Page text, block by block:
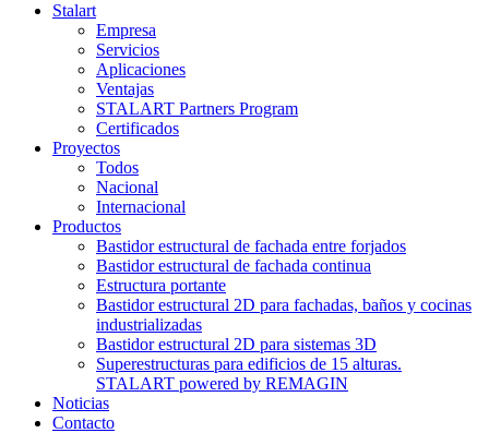
Stalart
Empresa
Servicios
Aplicaciones
Ventajas
STALART Partners Program
Certificados
Proyectos
Todos
Nacional
Internacional
Productos
Bastidor estructural de fachada entre forjados
Bastidor estructural de fachada continua
Estructura portante
Bastidor estructural 2D para fachadas, baños y cocinas
industrializadas
Bastidor estructural 2D para sistemas 3D
Superestructuras para edificios de 15 alturas.
STALART powered by REMAGIN
Noticias
Contacto